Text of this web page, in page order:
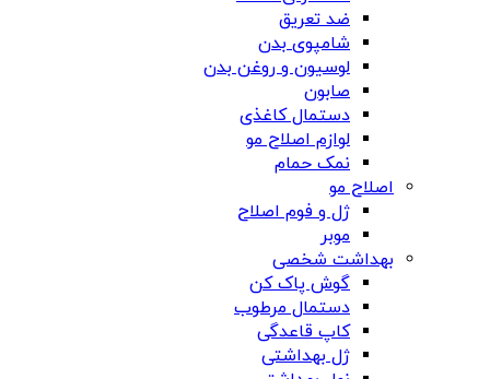
ضد تعریق
شامپوی بدن
لوسیون و روغن بدن
صابون
دستمال کاغذی
لوازم اصلاح مو
نمک حمام
اصلاح مو
ژل و فوم اصلاح
موبر
بهداشت شخصی
گوش پاک کن
دستمال مرطوب
کاپ قاعدگی
ژل بهداشتی